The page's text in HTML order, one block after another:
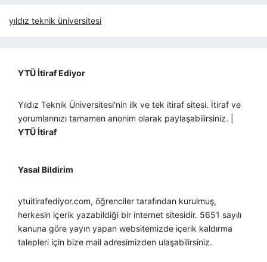
yıldız teknik üniversitesi
YTÜ İtiraf Ediyor
Yıldız Teknik Üniversitesi'nin ilk ve tek itiraf sitesi. İtiraf ve
yorumlarınızı tamamen anonim olarak paylaşabilirsiniz. |
YTÜ İtiraf
Yasal Bildirim
ytuitirafediyor.com, öğrenciler tarafından kurulmuş,
herkesin içerik yazabildiği bir internet sitesidir. 5651 sayılı
kanuna göre yayın yapan websitemizde içerik kaldırma
talepleri için bize mail adresimizden ulaşabilirsiniz.